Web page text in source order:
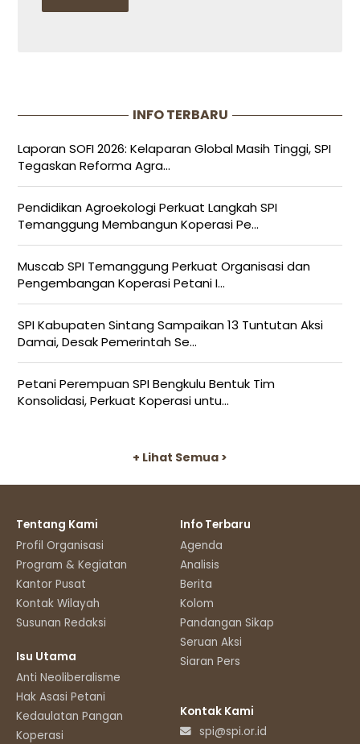
INFO TERBARU
Laporan SOFI 2026: Kelaparan Global Masih Tinggi, SPI
Tegaskan Reforma Agra...
Pendidikan Agroekologi Perkuat Langkah SPI
Temanggung Membangun Koperasi Pe...
Muscab SPI Temanggung Perkuat Organisasi dan
Pengembangan Koperasi Petani I...
SPI Kabupaten Sintang Sampaikan 13 Tuntutan Aksi
Damai, Desak Pemerintah Se...
Petani Perempuan SPI Bengkulu Bentuk Tim
Konsolidasi, Perkuat Koperasi untu...
+ Lihat Semua >
Tentang Kami
Profil Organisasi
Program & Kegiatan
Kantor Pusat
Kontak Wilayah
Susunan Redaksi
Isu Utama
Anti Neoliberalisme
Hak Asasi Petani
Kedaulatan Pangan
Koperasi
Info Terbaru
Agenda
Analisis
Berita
Kolom
Pandangan Sikap
Seruan Aksi
Siaran Pers
Kontak Kami
spi@spi.or.id